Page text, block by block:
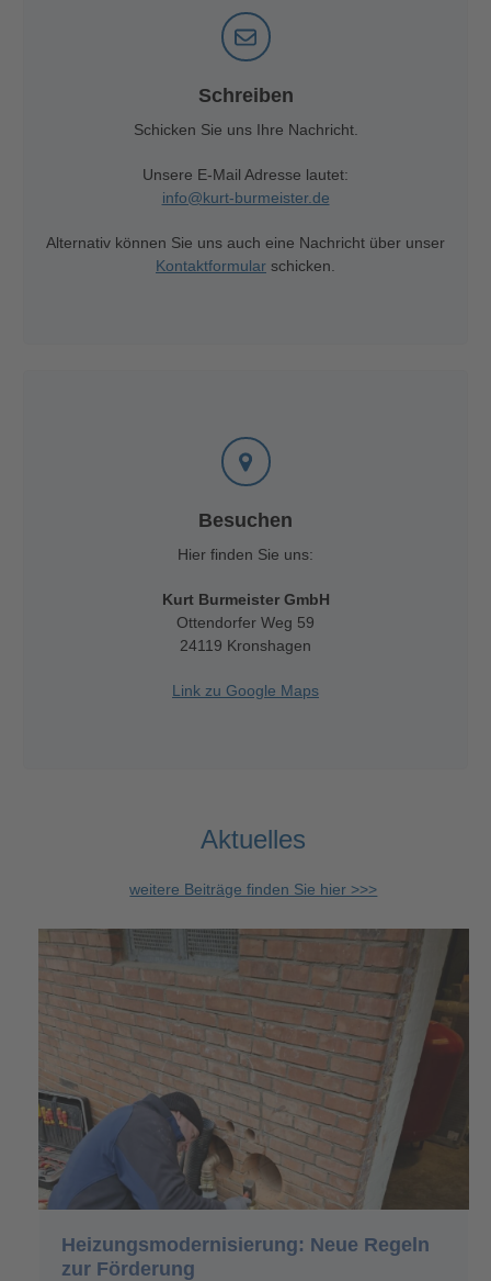
Schreiben
Schicken Sie uns Ihre Nachricht.
Unsere E-Mail Adresse lautet:
info@kurt-burmeister.de
Alternativ können Sie uns auch eine Nachricht über unser
Kontaktformular schicken.
Besuchen
Hier finden Sie uns:
Kurt Burmeister GmbH
Ottendorfer Weg 59
24119 Kronshagen
Link zu Google Maps
Aktuelles
weitere Beiträge finden Sie hier >>>
Heizungsmodernisierung: Neue Regeln
zur Förderung